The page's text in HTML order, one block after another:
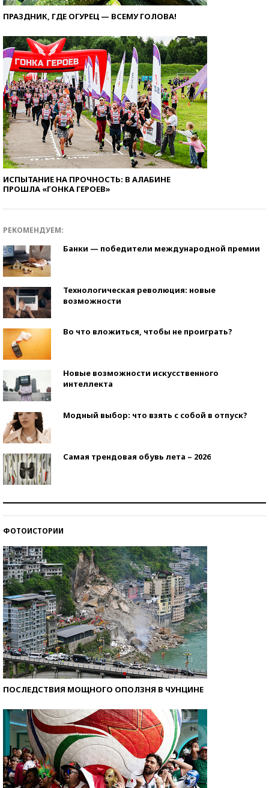
ПРАЗДНИК, ГДЕ ОГУРЕЦ — ВСЕМУ ГОЛОВА!
ИСПЫТАНИЕ НА ПРОЧНОСТЬ: В АЛАБИНЕ
ПРОШЛА «ГОНКА ГЕРОЕВ»
РЕКОМЕНДУЕМ:
Банки — победители международной премии
Технологическая революция: новые
возможности
Во что вложиться, чтобы не проиграть?
Новые возможности искусственного
интеллекта
Модный выбор: что взять с собой в отпуск?
Самая трендовая обувь лета – 2026
ФОТОИСТОРИИ
ПОСЛЕДСТВИЯ МОЩНОГО ОПОЛЗНЯ В ЧУНЦИНЕ